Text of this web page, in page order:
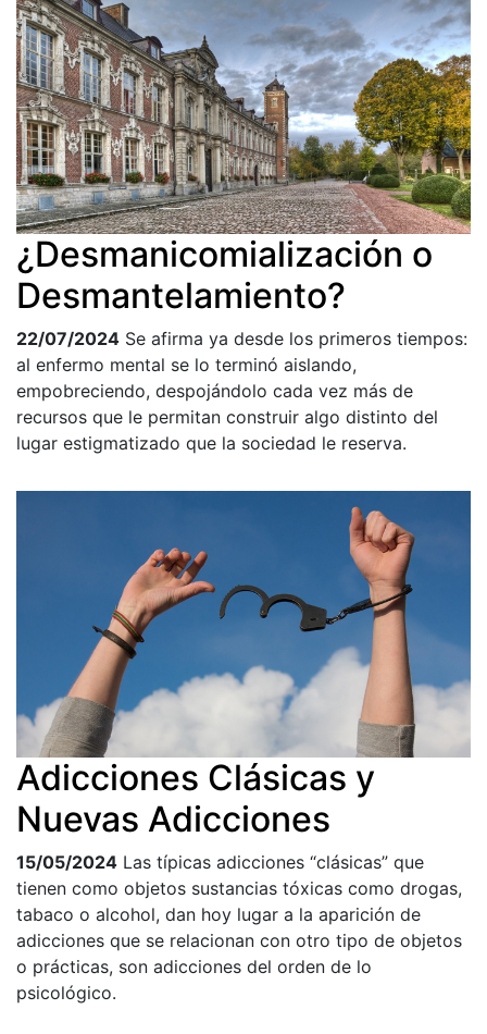
¿Desmanicomialización o
Desmantelamiento?
22/07/2024 Se afirma ya desde los primeros tiempos:
al enfermo mental se lo terminó aislando,
empobreciendo, despojándolo cada vez más de
recursos que le permitan construir algo distinto del
lugar estigmatizado que la sociedad le reserva.
Adicciones Clásicas y
Nuevas Adicciones
15/05/2024 Las típicas adicciones “clásicas” que
tienen como objetos sustancias tóxicas como drogas,
tabaco o alcohol, dan hoy lugar a la aparición de
adicciones que se relacionan con otro tipo de objetos
o prácticas, son adicciones del orden de lo
psicológico.